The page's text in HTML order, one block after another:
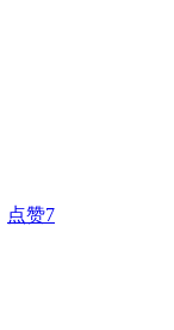
点赞7